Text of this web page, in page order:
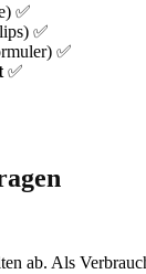
✅
✅
✅
✅
ab. Als